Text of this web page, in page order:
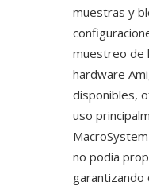
muestras y
muestreo de
hardware
disponibles,
uso
no podia
garantizando